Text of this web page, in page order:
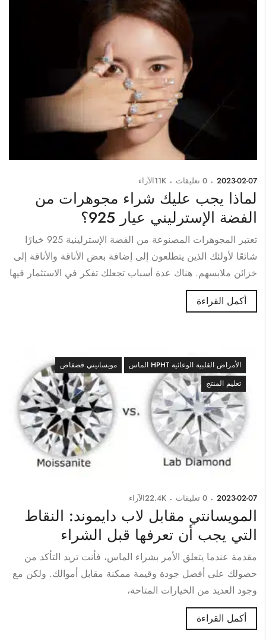
2023-02-07
0 تعليقات 11Kالآراء
لماذا يجب عليك شراء مجوهرات من
الفضة الإسترليني عيار 925؟
تعتبر المجوهرات المصنوعة من الفضة الإسترلينية 925 خيارًا
شائعًا لأولئك الذين يتطلعون إلى إضافة بعض الأناقة والأناقة إلى
خزائن ملابسهم. هناك عدة أسباب تجعلك تفكر في الاستثمار فيها
أكمل القراءة
الأمراض القلبية الوعائية HPHT الماس
مويسانيتي فضفاض
تعليم المنتج
2023-02-07
0 تعليقات 22.4Kالآراء
المويسانتي مقابل لاب دايموند: النقاط
التي يجب أن تعرفها قبل الشراء
مقدمة عندما يتعلق الأمر بشراء الماس، فأنت تريد التأكد من
حصولك على أفضل جودة وقيمة ممكنة مقابل أموالك. ولكن مع
وجود العديد من الخيارات المتاحة،
أكمل القراءة